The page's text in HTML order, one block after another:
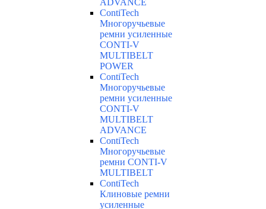
ADVANCE
ContiTech
Многоручьевые
ремни усиленные
CONTI-V
MULTIBELT
POWER
ContiTech
Многоручьевые
ремни усиленные
CONTI-V
MULTIBELT
ADVANCE
ContiTech
Многоручьевые
ремни CONTI-V
MULTIBELT
ContiTech
Клиновые ремни
усиленные